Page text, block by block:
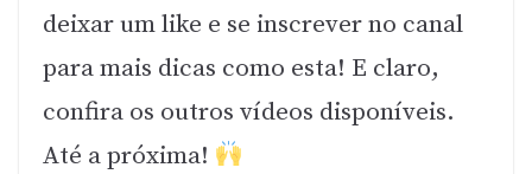
deixar um like e se inscrever no canal
para mais dicas como esta! E claro,
confira os outros vídeos disponíveis.
Até a próxima!